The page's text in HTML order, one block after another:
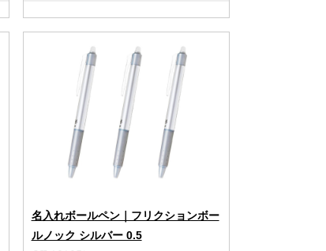
名入れボールペン｜フリクションボー
ルノック シルバー 0.5